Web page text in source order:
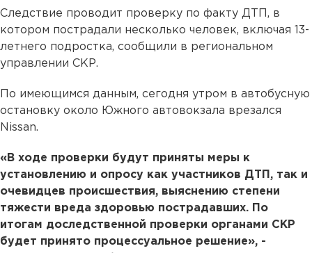
Следствие проводит проверку по факту ДТП, в
котором пострадали несколько человек, включая 13-
летнего подростка, сообщили в региональном
управлении СКР.
По имеющимся данным, сегодня утром в автобусную
остановку около Южного автовокзала врезался
Nissan.
«В ходе проверки будут приняты меры к
установлению и опросу как участников ДТП, так и
очевидцев происшествия, выяснению степени
тяжести вреда здоровью пострадавших. По
итогам доследственной проверки органами СКР
будет принято процессуальное решение», -